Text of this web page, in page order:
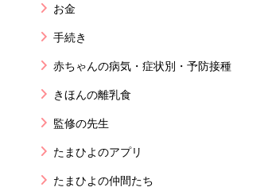
お金
手続き
赤ちゃんの病気・症状別・予防接種
きほんの離乳食
監修の先生
たまひよのアプリ
たまひよの仲間たち